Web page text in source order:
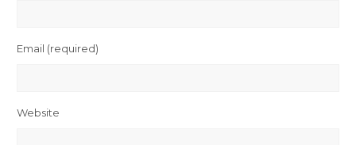
Email (required)
Website